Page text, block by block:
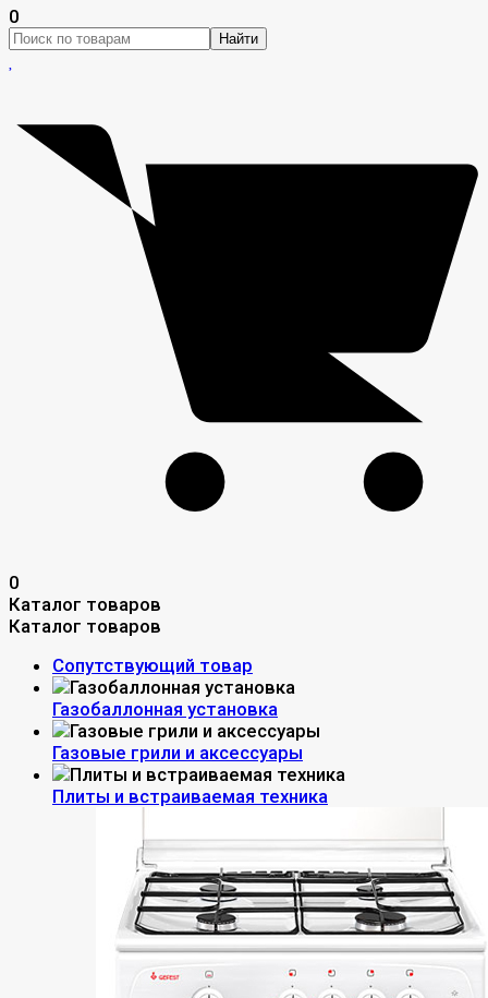
0
Найти
0
Каталог товаров
Каталог товаров
Сопутствующий товар
Газобаллонная установка
Газовые грили и аксессуары
Плиты и встраиваемая техника